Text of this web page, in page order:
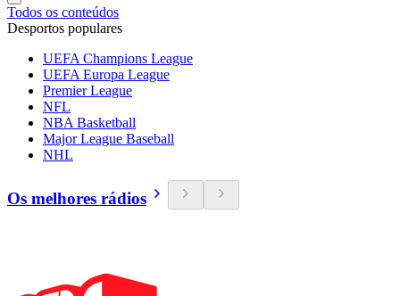
Todos os conteúdos
Desportos populares
UEFA Champions League
UEFA Europa League
Premier League
NFL
NBA Basketball
Major League Baseball
NHL
Os melhores rádios